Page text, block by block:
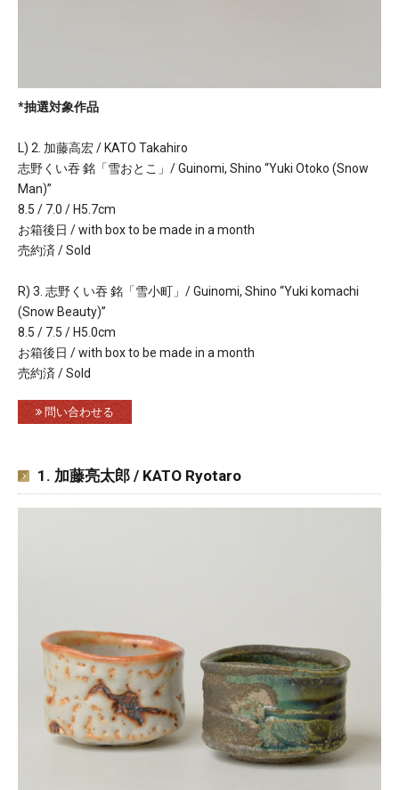
*抽選対象作品
L) 2. 加藤高宏 / KATO Takahiro
志野くい吞 銘「雪おとこ」/ Guinomi, Shino “Yuki Otoko (Snow
Man)”
8.5 / 7.0 / H5.7cm
お箱後日 / with box to be made in a month
売約済 / Sold
R) 3. 志野くい吞 銘「雪小町」/ Guinomi, Shino “Yuki komachi
(Snow Beauty)”
8.5 / 7.5 / H5.0cm
お箱後日 / with box to be made in a month
売約済 / Sold
問い合わせる
1. 加藤亮太郎 / KATO Ryotaro